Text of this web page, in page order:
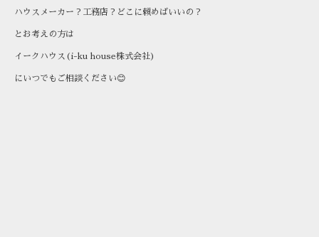
ハウスメーカー？工務店？どこに頼めばいいの？
とお考えの方は
イークハウス(i-ku house株式会社)
にいつでもご相談ください😊